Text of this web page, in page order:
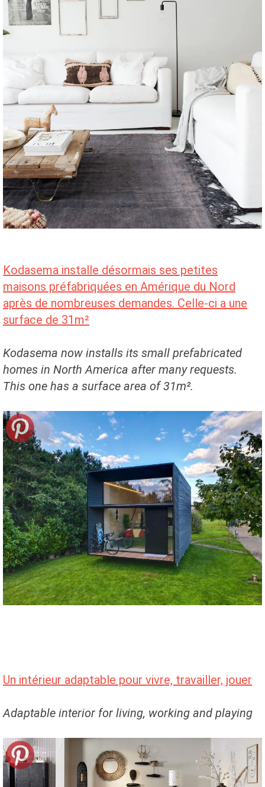
Kodasema installe désormais ses petites
maisons préfabriquées en Amérique du Nord
après de nombreuses demandes. Celle-ci a une
surface de 31m²
Kodasema now installs its small prefabricated
homes in North America after many requests.
This one has a surface area of 31m².
Un intérieur adaptable pour vivre, travailler, jouer
Adaptable interior for living, working and playing